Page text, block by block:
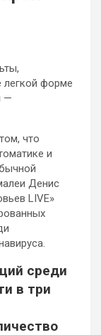
легкой форме
—
что
и
Денис
LIVE»
среди
в три